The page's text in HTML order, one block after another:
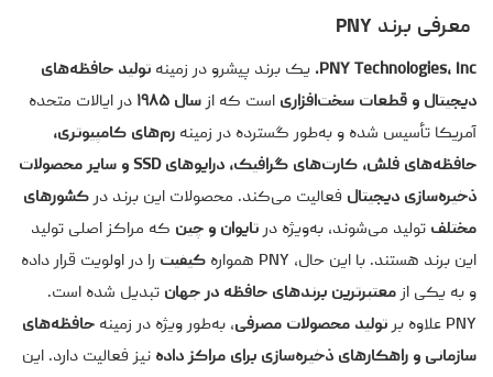
معرفی برند PNY
PNY Technologies, Inc. یک برند پیشرو در زمینه تولید حافظه‌های
دیجیتال و قطعات سخت‌افزاری است که ازسال ۱۹۸۵
در ایالات متحده
آمریکا تأسیس شده و به‌طور گسترده در زمینه رم‌های کامپیوتری،
حافظه‌های فلش، کارت‌های گرافیک، درایوهای SSD و سایر محصولات
ذخیره‌سازی دیجیتال فعالیت می‌کند. محصولات این برند درکشورهای
مختلف تولید می‌شوند، به‌ویژه درتایوان و چین که مراکز اصلی تولید
این برند هستند. با این حال، PNY همواره
کیفیت را در اولویت قرار داده
و به یکی ازمعتبرترین برندهای حافظه در جهان تبدیل شده است.
PNY علاوه بر
تولید محصولات مصرفی، به‌طور ویژه در زمینه حافظه‌های
سازمانی و راهکارهای ذخیره‌سازی برای مراکز داده نیز فعالیت دارد. این